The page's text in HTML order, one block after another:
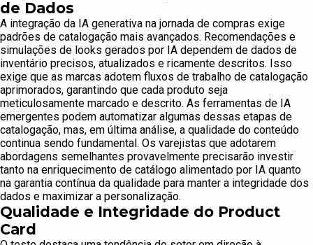
de Dados
A integração da IA generativa na jornada de compras exige
padrões de catalogação mais avançados. Recomendações e
simulações de looks gerados por IA dependem de dados de
inventário precisos, atualizados e ricamente descritos. Isso
exige que as marcas adotem fluxos de trabalho de catalogação
aprimorados, garantindo que cada produto seja
meticulosamente marcado e descrito. As ferramentas de IA
emergentes podem automatizar algumas dessas etapas de
catalogação, mas, em última análise, a qualidade do conteúdo
continua sendo fundamental. Os varejistas que adotarem
abordagens semelhantes provavelmente precisarão investir
tanto na enriquecimento de catálogo alimentado por IA quanto
na garantia contínua da qualidade para manter a integridade dos
dados e maximizar a personalização.
Qualidade e Integridade do Product
Card